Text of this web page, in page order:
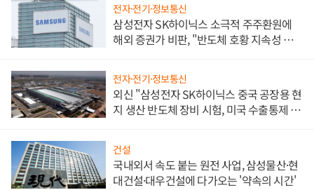
전자·전기·정보통신
삼성전자 SK하이닉스 소극적 주주환원에
해외 증권가 비판, "반도체 호황 지속성 의
전자·전기·정보통신
외신 "삼성전자 SK하이닉스 중국 공장용 현
지 생산 반도체 장비 시험, 미국 수출통제 대
건설
국내외서 속도 붙는 원전 사업, 삼성물산·현
대건설·대우건설에 다가오는 '약속의 시간'